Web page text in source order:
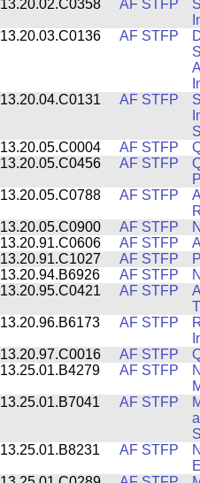
13.20.02.C0358
AF STFP
13.20.03.C0136
AF STFP
13.20.04.C0131
AF STFP
13.20.05.C0004
AF STFP
13.20.05.C0456
AF STFP
13.20.05.C0788
AF STFP
13.20.05.C0900
AF STFP
13.20.91.C0606
AF STFP
13.20.91.C1027
AF STFP
13.20.94.B6926
AF STFP
13.20.95.C0421
AF STFP
13.20.96.B6173
AF STFP
13.20.97.C0016
AF STFP
13.25.01.B4279
AF STFP
13.25.01.B7041
AF STFP
13.25.01.B8231
AF STFP